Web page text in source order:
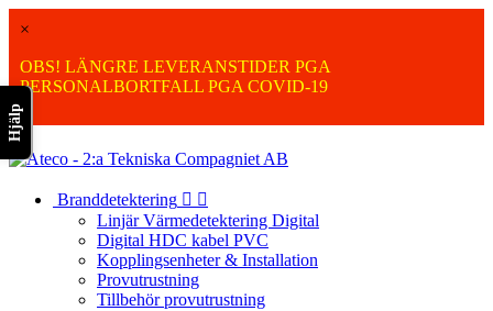
Hjälp
×
OBS! LÄNGRE LEVERANSTIDER PGA
PERSONALBORTFALL PGA COVID-19

Branddetektering  
Linjär Värmedetektering Digital
Digital HDC kabel PVC
Kopplingsenheter & Installation
Provutrustning
Tillbehör provutrustning